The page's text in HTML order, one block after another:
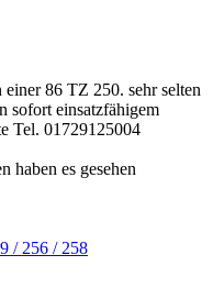
86 TZ 250. sehr selten
sofort einsatzfähigem
Tel. 01729125004
haben es gesehen